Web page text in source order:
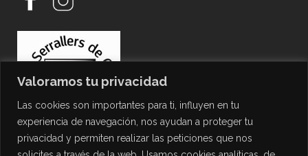
Valoramos tu privacidad
Las cookies son importantes para ti, influyen en tu
experiencia de navegación, nos ayudan a proteger tu
privacidad y permiten realizar las peticiones que nos